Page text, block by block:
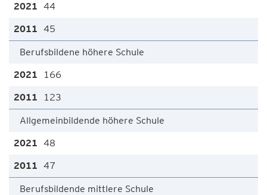
44
45
Berufsbildene höhere Schule
166
123
Allgemeinbildende höhere Schule
48
47
Berufsbildende mittlere Schule